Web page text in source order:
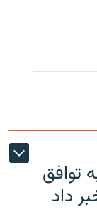
توافق
داد